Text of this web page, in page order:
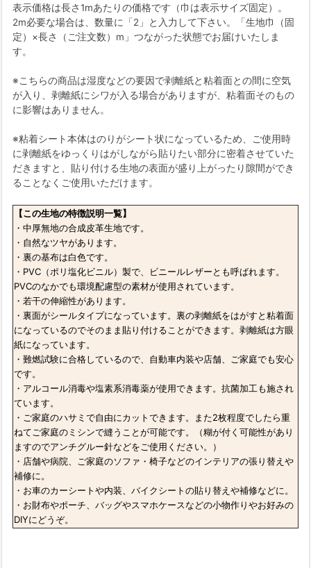
表示価格は長さ1mあたりの価格です（巾は表示サイズ固定）。
2m必要な場合は、数量に「2」と入力して下さい。「生地巾（固
定）×長さ（ご注文数）m」つながった状態でお届けいたしま
す。
※こちらの商品は湿度などの要因で剥離紙と粘着面との間に空気
が入り、剥離紙にシワが入る場合がありますが、粘着面そのもの
に影響はありません。
※粘着シート本体はのりがシート状になっているため、ご使用時
に剥離紙をゆっくりはがしながら貼りたい部分に密着させていた
だきますと、貼り付ける生地の表面が盛り上がったり隙間ができ
ることなくご使用いただけます。
【この生地の特徴説明一覧】
・中厚無地の合成皮革生地です。
・自然なツヤがあります。
・裏の基布は白色です。
・PVC（ポリ塩化ビニル）製で、ビニールレザーとも呼ばれます。
PVCのなかでも環境配慮型の素材が使用されています。
・若干の伸縮性があります。
・裏面がシールタイプになっています。裏の剥離紙をはがすと粘着面
になっているのでそのまま貼り付けることができます。剥離紙は方眼
紙になっています。
・難燃試験に合格しているので、自動車内装や店舗、ご家庭でも安心
です。
・アルコール消毒や塩素系消毒薬が使用できます。抗菌加工も施され
ています。
・ご家庭のハサミで自由にカットできます。また2枚程度でしたら重
ねてご家庭のミシンで縫うことが可能です。（糊が付く可能性があり
ますのでアンチグルー針などをご使用ください。）
・店舗や病院、ご家庭のソファ・椅子などのインテリアの張り替えや
補修に。
・お車のカーシートや内装、バイクシートの貼り替えや補修などに。
・お財布やポーチ、バッグやスマホケースなどの小物作りやお好みの
DIYにどうぞ。